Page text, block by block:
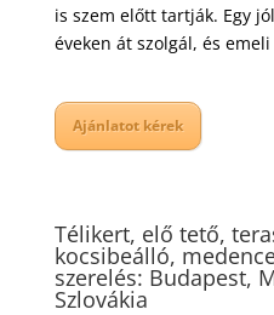
is szem előtt tartják. Egy
éveken át szolgál, és
Ajánlatot kérek
Télikert, elő tető,
kocsibeálló,
szerelés: Budapest,
Szlovákia